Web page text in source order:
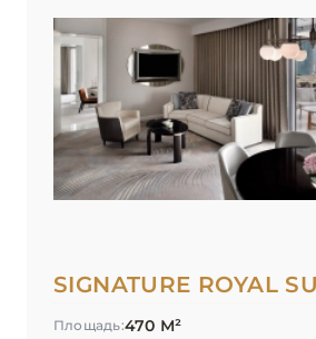
SIGNATURE ROYAL
Площадь:470 М²